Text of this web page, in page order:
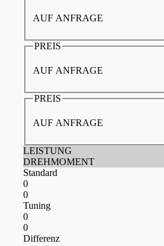
AUF ANFRAGE
PREIS
AUF ANFRAGE
PREIS
AUF ANFRAGE
LEISTUNG
DREHMOMENT
Standard
0
0
Tuning
0
0
Differenz